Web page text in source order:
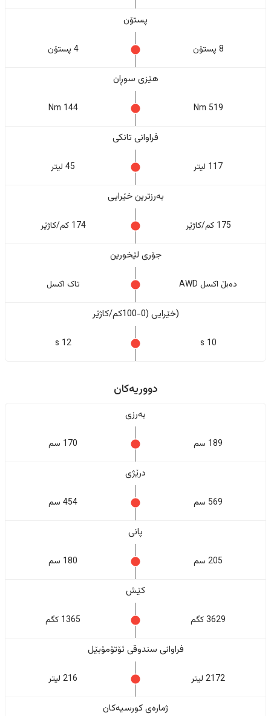
پستۆن
8 پستۆن 4 پستۆن
هێزی سوڕان
519 Nm
144 Nm
فراوانی تانکی
117 لیتر 45 لیتر
بەرزترین خێرایی
175 کم/کاژێر 174 کم/کاژێر
جۆری لێخورین
دەبڵ اکسل AWD تاک اکسل
(خێرایی (0-100کم/کاژێر
10 s
12 s
دووریەکان
بەرزی
189 سم 170 سم
درێژی
569 سم 454 سم
پانی
205 سم 180 سم
کێش
3629 کگم 1365 کگم
فراوانی سندوقی ئۆتۆمۆبێل
2172 لیتر 216 لیتر
ژمارەی کورسیەکان